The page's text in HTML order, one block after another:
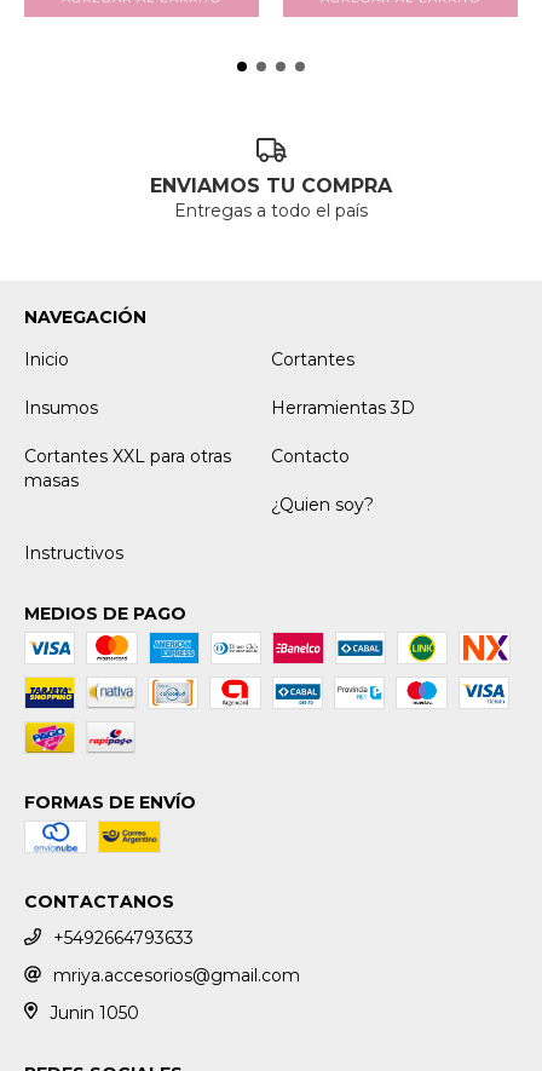
ENVIAMOS TU COMPRA
Entregas a todo el país
NAVEGACIÓN
Inicio
Cortantes
Insumos Herramientas 3D
Cortantes XXL para otras
masas
Contacto
¿Quien soy?
Instructivos
MEDIOS DE PAGO
FORMAS DE ENVÍO
CONTACTANOS
+5492664793633
mriya.accesorios@gmail.com
Junin 1050